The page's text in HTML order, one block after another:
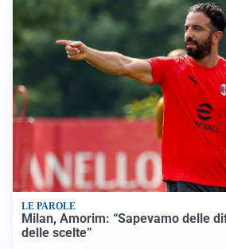
LE PAROLE
Milan, Amorim: “Sapevamo delle
delle scelte”